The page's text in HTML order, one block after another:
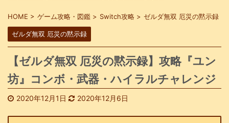
HOME > ゲーム攻略・図鑑 > Switch攻略 > ゼルダ無双 厄災の黙示録
ゼルダ無双 厄災の黙示録
【ゼルダ無双 厄災の黙示録】攻略『ユン
坊』コンボ・武器・ハイラルチャレンジ
2020年12月1日 2020年12月6日